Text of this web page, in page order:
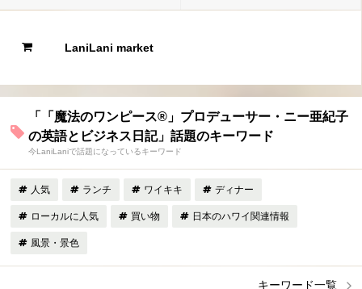
LaniLani market
「「魔法のワンピース®︎」プロデューサー・ニー亜紀子
の英語とビジネス日記」話題のキーワード
今LaniLaniで話題になっているキーワード
人気 ランチ ワイキキ ディナー
ローカルに人気 買い物 日本のハワイ関連情報
風景・景色
キーワード一覧